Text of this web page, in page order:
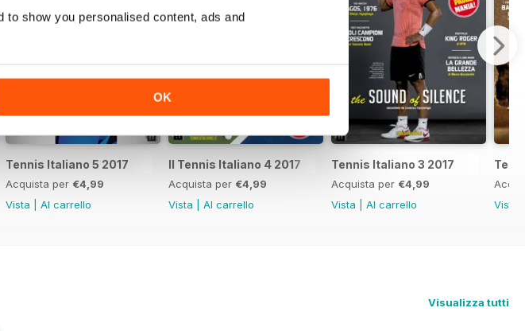
show you personalised content, ads and
OK
Tennis Italiano 5 2017
Acquista per €4,99
Vista
Al carrello
Il Tennis Italiano 4 2017
Acquista per €4,99
Vista
Al carrello
Tennis Italiano 3 2017
Acquista per €4,99
Vista
Al carrello
Vista
Visualizza tutti